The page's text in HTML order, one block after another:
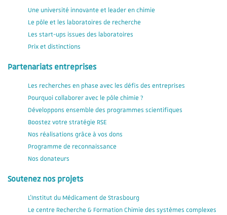
Une université innovante et leader en chimie
Le pôle et les laboratoires de recherche
Les start-ups issues des laboratoires
Prix et distinctions
Partenariats entreprises
Les recherches en phase avec les défis des entreprises
Pourquoi collaborer avec le pôle chimie ?
Développons ensemble des programmes scientifiques
Boostez votre stratégie RSE
Nos réalisations grâce à vos dons
Programme de reconnaissance
Nos donateurs
Soutenez nos projets
L'Institut du Médicament de Strasbourg
Le centre Recherche & Formation Chimie des systèmes complexes